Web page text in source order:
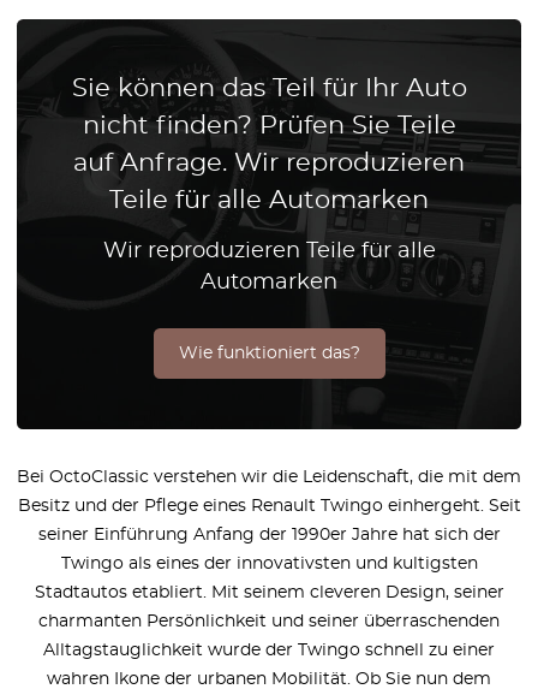
Sie können das Teil für Ihr Auto
nicht finden? Prüfen Sie Teile
auf Anfrage. Wir reproduzieren
Teile für alle Automarken
Wir reproduzieren Teile für alle
Automarken
Wie funktioniert das?
Bei OctoClassic verstehen wir die Leidenschaft, die mit dem
Besitz und der Pflege eines Renault Twingo einhergeht. Seit
seiner Einführung Anfang der 1990er Jahre hat sich der
Twingo als eines der innovativsten und kultigsten
Stadtautos etabliert. Mit seinem cleveren Design, seiner
charmanten Persönlichkeit und seiner überraschenden
Alltagstauglichkeit wurde der Twingo schnell zu einer
wahren Ikone der urbanen Mobilität. Ob Sie nun dem